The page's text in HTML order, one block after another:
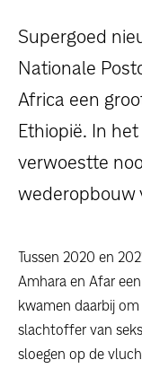
Supergoed
Nationale
Africa een
Ethiopië. In
verwoestte
wederopbouw
Tussen 2020 en
Amhara en Afar
kwamen daarbij
slachtoffer van
sloegen op de